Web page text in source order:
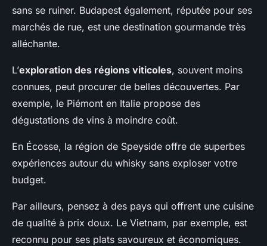
sans se ruiner. Budapest également, réputée pour ses
marchés de rue, est une destination gourmande très
alléchante.
L’exploration des régions viticoles, souvent moins
connues, peut procurer de belles découvertes. Par
exemple, le Piémont en Italie propose des
dégustations de vins à moindre coût.
En Écosse, la région de Speyside offre de superbes
expériences autour du whisky sans exploser votre
budget.
Par ailleurs, pensez à des pays qui offrent une cuisine
de qualité à prix doux. Le Vietnam, par exemple, est
reconnu pour ses plats savoureux et économiques.